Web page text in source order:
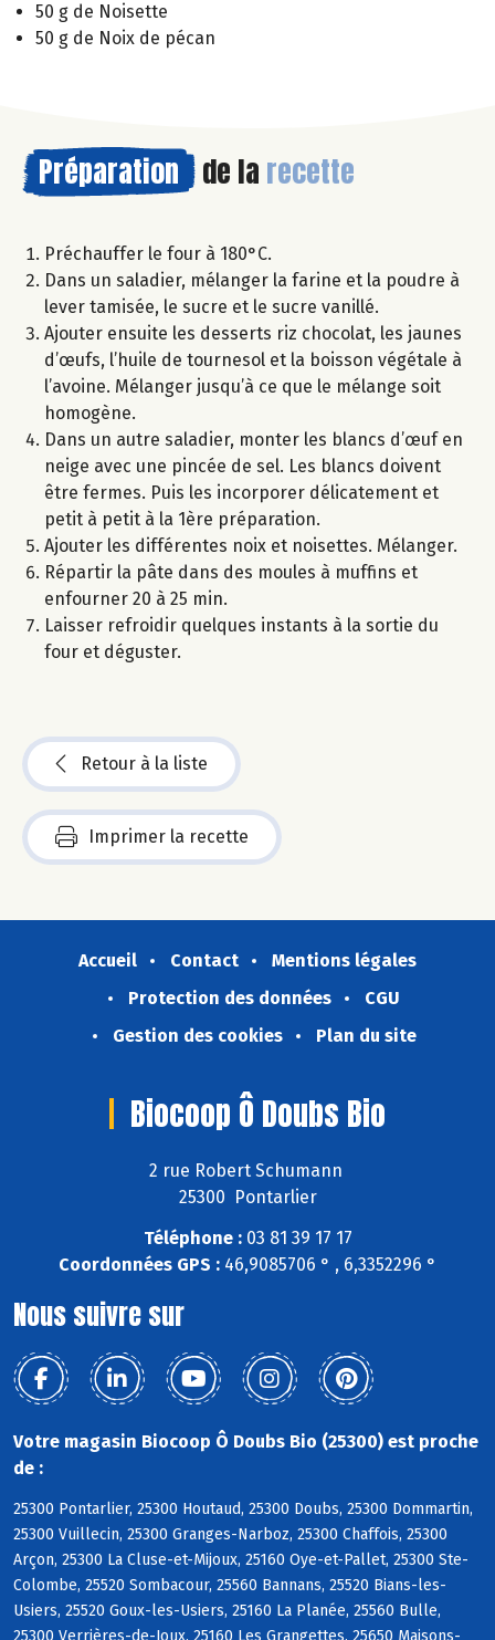
50 g de Noisette
50 g de Noix de pécan
Préparation de la recette
Préchauffer le four à 180°C.
Dans un saladier, mélanger la farine et la poudre à
lever tamisée, le sucre et le sucre vanillé.
Ajouter ensuite les desserts riz chocolat, les jaunes
d’œufs, l’huile de tournesol et la boisson végétale à
l’avoine. Mélanger jusqu’à ce que le mélange soit
homogène.
Dans un autre saladier, monter les blancs d’œuf en
neige avec une pincée de sel. Les blancs doivent
être fermes. Puis les incorporer délicatement et
petit à petit à la 1ère préparation.
Ajouter les différentes noix et noisettes. Mélanger.
Répartir la pâte dans des moules à muffins et
enfourner 20 à 25 min.
Laisser refroidir quelques instants à la sortie du
four et déguster.
Retour à la liste
Imprimer la recette
Accueil Contact
Mentions légales
Protection des données
CGU
Gestion des cookies
Plan du site
Biocoop Ô Doubs Bio
2 rue Robert Schumann
25300 Pontarlier
Téléphone :03 81 39 17 17
Coordonnées GPS : 46,9085706 ° , 6,3352296 °
Nous suivre sur
Votre magasin Biocoop Ô Doubs Bio (25300) est proche
de :
25300 Pontarlier, 25300 Houtaud, 25300 Doubs, 25300 Dommartin,
25300 Vuillecin, 25300 Granges-Narboz, 25300 Chaffois, 25300
Arçon, 25300 La Cluse-et-Mijoux, 25160 Oye-et-Pallet, 25300 Ste-
Colombe, 25520 Sombacour, 25560 Bannans, 25520 Bians-les-
Usiers, 25520 Goux-les-Usiers, 25160 La Planée, 25560 Bulle,
25300 Verrières-de-Joux, 25160 Les Grangettes, 25650 Maisons-